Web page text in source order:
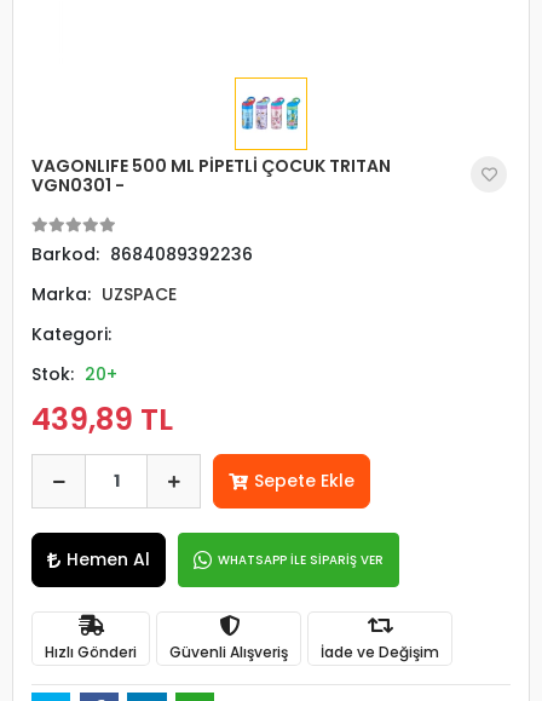
VAGONLIFE 500 ML PİPETLİ ÇOCUK TRITAN
VGN0301 -
Barkod: 8684089392236
Marka: UZSPACE
Kategori:
Stok: 20+
439,89 TL
Sepete Ekle
Hemen Al WHATSAPP İLE SİPARİŞ VER
Hızlı Gönderi Güvenli Alışveriş İade ve Değişim